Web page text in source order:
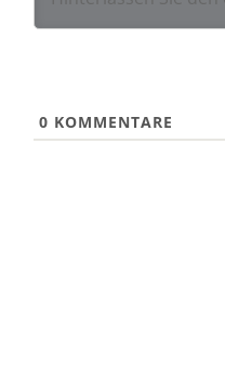
0 KOMMENTARE